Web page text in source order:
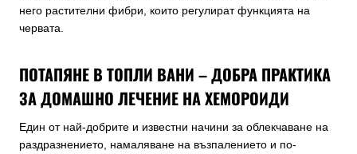
него растителни фибри, които регулират функцията на
червата.
ПОТАПЯНЕ В ТОПЛИ ВАНИ – ДОБРА ПРАКТИКА
ЗА ДОМАШНО ЛЕЧЕНИЕ НА ХЕМОРОИДИ
Един от най-добрите и известни начини за облекчаване на
раздразнението, намаляване на възпалението и по-